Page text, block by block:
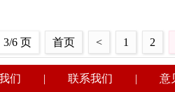
3/6 页 首页 < 1 2
们 | 联系我们 | 意